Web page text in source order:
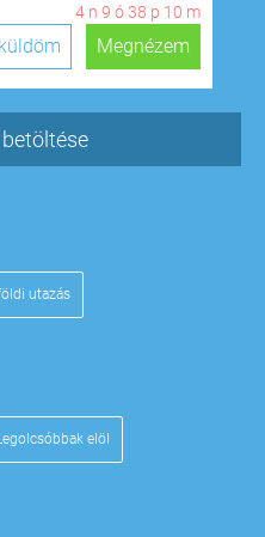
4 n9ó38 p9 m
Megnézem
utazás
elöl